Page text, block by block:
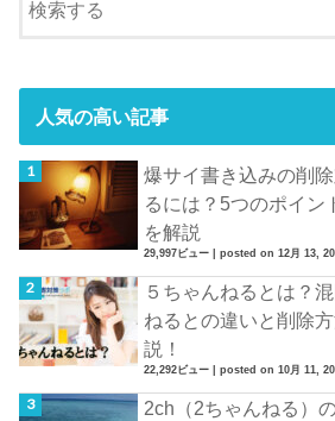
人気の高い記事
爆サイ書き込みの削
るには？5つのポイン
を解説
29,997ビュー |posted on 12月 13,
５ちゃんねるとは？
ねるとの違いと削除
説！
22,292ビュー |posted on 10月 11,
2ch（2ちゃんねる）